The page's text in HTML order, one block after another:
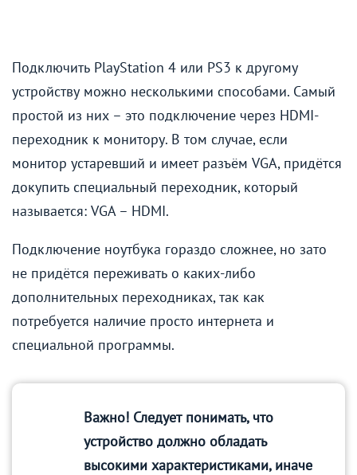
Подключить PlayStation 4 или PS3 к другому
устройству можно несколькими способами. Самый
простой из них – это подключение через HDMI-
переходник к монитору. В том случае, если
монитор устаревший и имеет разъём VGA, придётся
докупить специальный переходник, который
называется: VGA – HDMI.
Подключение ноутбука гораздо сложнее, но зато
не придётся переживать о каких-либо
дополнительных переходниках, так как
потребуется наличие просто интернета и
специальной программы.
Важно! Следует понимать, что
устройство должно обладать
высокими характеристиками, иначе